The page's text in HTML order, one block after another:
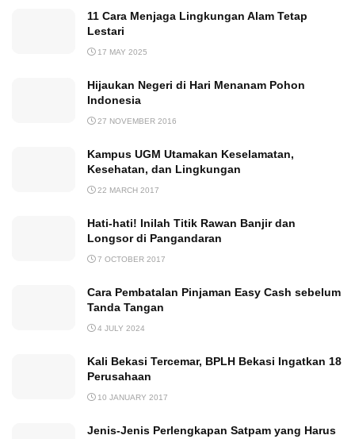
11 Cara Menjaga Lingkungan Alam Tetap
Lestari
17 MAY 2025
Hijaukan Negeri di Hari Menanam Pohon
Indonesia
27 NOVEMBER 2016
Kampus UGM Utamakan Keselamatan,
Kesehatan, dan Lingkungan
22 MARCH 2017
Hati-hati! Inilah Titik Rawan Banjir dan
Longsor di Pangandaran
7 OCTOBER 2017
Cara Pembatalan Pinjaman Easy Cash sebelum
Tanda Tangan
4 JULY 2024
Kali Bekasi Tercemar, BPLH Bekasi Ingatkan 18
Perusahaan
10 JANUARY 2017
Jenis-Jenis Perlengkapan Satpam yang Harus